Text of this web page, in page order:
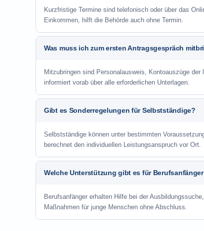
Kurzfristige Termine sind telefonisch oder über das
Einkommen, hilft die Behörde auch ohne Termin.
Was muss ich zum ersten Antragsgespräch
Mitzubringen sind Personalausweis, Kontoauszüge
informiert vorab über alle erforderlichen Unterlagen.
Gibt es Sonderregelungen für Selbstständige?
Selbstständige können unter bestimmten
berechnet den individuellen Leistungsanspruch vor Ort.
Welche Unterstützung gibt es für
Berufsanfänger erhalten Hilfe bei der
Maßnahmen für junge Menschen ohne Abschluss.